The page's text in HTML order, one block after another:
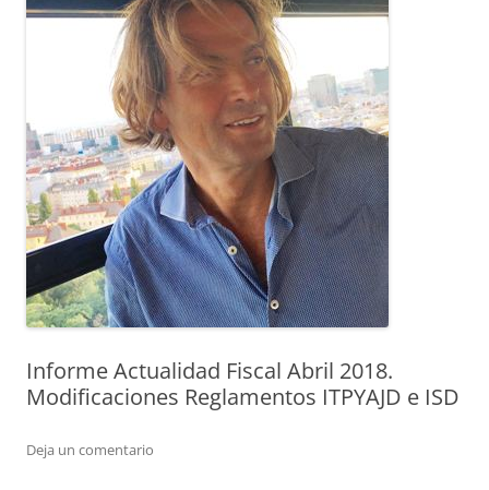
Informe Actualidad Fiscal Abril 2018.
Modificaciones Reglamentos ITPYAJD e ISD
Deja un comentario